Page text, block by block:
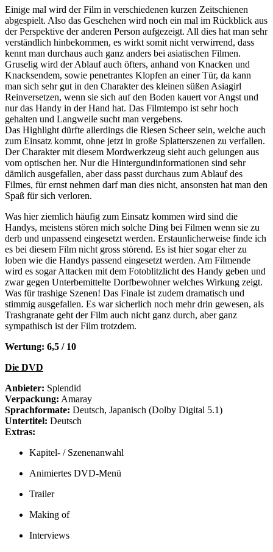
Einige mal wird der Film in verschiedenen kurzen Zeitschienen
abgespielt. Also das Geschehen wird noch ein mal im Rückblick aus
der Perspektive der anderen Person aufgezeigt. All dies hat man sehr
verständlich hinbekommen, es wirkt somit nicht verwirrend, dass
kennt man durchaus auch ganz anders bei asiatischen Filmen.
Gruselig wird der Ablauf auch öfters, anhand von Knacken und
Knacksendem, sowie penetrantes Klopfen an einer Tür, da kann
man sich sehr gut in den Charakter des kleinen süßen Asiagirl
Reinversetzen, wenn sie sich auf den Boden kauert vor Angst und
nur das Handy in der Hand hat. Das Filmtempo ist sehr hoch
gehalten und Langweile sucht man vergebens.
Das Highlight dürfte allerdings die Riesen Scheer sein, welche auch
zum Einsatz kommt, ohne jetzt in große Splatterszenen zu verfallen.
Der Charakter mit diesem Mordwerkzeug sieht auch gelungen aus
vom optischen her. Nur die Hintergundinformationen sind sehr
dämlich ausgefallen, aber dass passt durchaus zum Ablauf des
Filmes, für ernst nehmen darf man dies nicht, ansonsten hat man den
Spaß für sich verloren.
Was hier ziemlich häufig zum Einsatz kommen wird sind die
Handys, meistens stören mich solche Ding bei Filmen wenn sie zu
derb und unpassend eingesetzt werden. Erstaunlicherweise finde ich
es bei diesem Film nicht gross störend. Es ist hier sogar eher zu
loben wie die Handys passend eingesetzt werden. Am Filmende
wird es sogar Attacken mit dem Fotoblitzlicht des Handy geben und
zwar gegen Unterbemittelte Dorfbewohner welches Wirkung zeigt.
Was für trashige Szenen! Das Finale ist zudem dramatisch und
stimmig ausgefallen. Es war sicherlich noch mehr drin gewesen, als
Trashgranate geht der Film auch nicht ganz durch, aber ganz
sympathisch ist der Film trotzdem.
Wertung: 6,5 / 10
Die DVD
Anbieter: Splendid
Verpackung: Amaray
Sprachformate: Deutsch, Japanisch (Dolby Digital 5.1)
Untertitel: Deutsch
Extras:
Kapitel- / Szenenanwahl
Animiertes DVD-Menü
Trailer
Making of
Interviews